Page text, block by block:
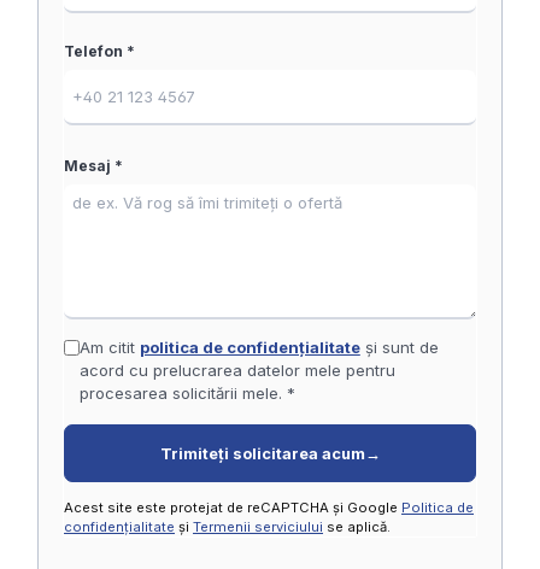
Telefon *
Mesaj *
Am citit politica de confidențialitateși sunt de
acord cu prelucrarea datelor mele pentru
procesarea solicitării mele. *
Trimiteți solicitarea acum →
Acest site este protejat de reCAPTCHA și Google Politica de
confidențialitate și Termenii serviciului se aplică.